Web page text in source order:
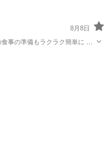
8月8日
事の準備もラクラク簡単に ボ